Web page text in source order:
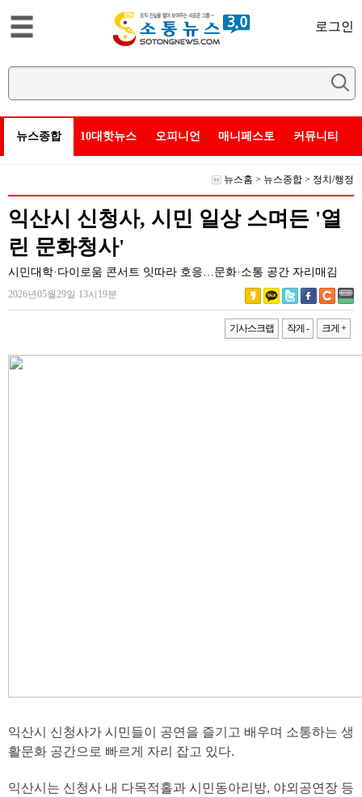
로그인
뉴스종합 10대핫뉴스 오피니언 매니페스토 커뮤니티
뉴스홈 > 뉴스종합 > 정치/행정
익산시 신청사, 시민 일상 스며든 '열
린 문화청사'
시민대학·다이로움 콘서트 잇따라 호응…문화·소통 공간 자리매김
2026년05월29일 13시19분
기사스크랩 작게 - 크게 +
익산시 신청사가 시민들이 공연을 즐기고 배우며 소통하는 생
활문화 공간으로 빠르게 자리 잡고 있다.
익산시는 신청사 내 다목적홀과 시민동아리방, 야외공연장 등